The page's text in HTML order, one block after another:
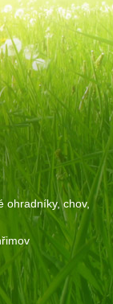
chov,